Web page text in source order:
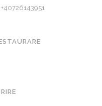
+40726143951